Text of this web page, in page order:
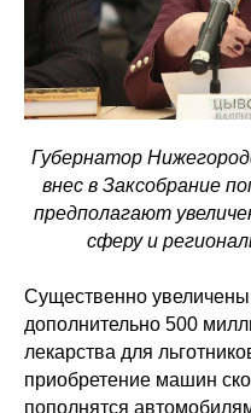
Губернатор
внес в Заксобрание
предполагают
сферу и
Существенно
дополнительно 500
лекарства для
приобретение машин
пополнятся